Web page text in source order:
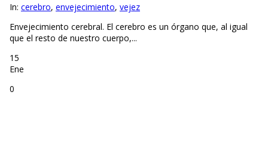
In: cerebro, envejecimiento, vejez
Envejecimiento cerebral. El cerebro es un órgano que, al igual
que el resto de nuestro cuerpo,...
15
Ene
0